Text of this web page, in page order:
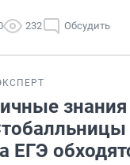
232 Обсудить
ЕГЭ